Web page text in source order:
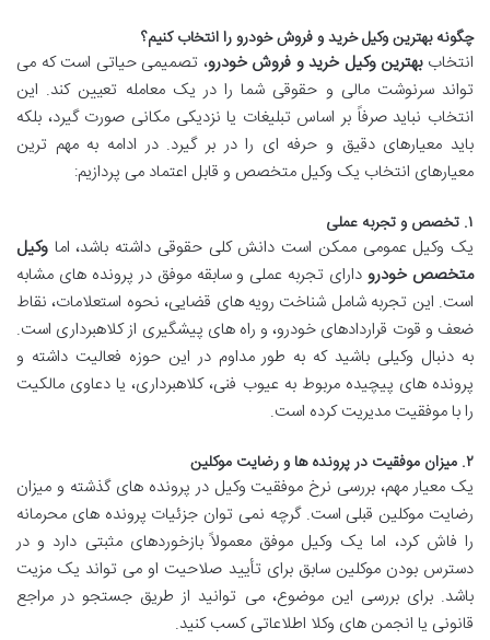
چگونه بهترین وکیل خرید و فروش خودرو را انتخاب کنیم؟
انتخاببهترین وکیل خرید و فروش خودرو، تصمیمی حیاتی است که می
تواند سرنوشت مالی و حقوقی شما را در یک معامله تعیین کند. این
انتخاب نباید صرفاً بر اساس تبلیغات یا نزدیکی مکانی صورت گیرد، بلکه
باید معیارهای دقیق و حرفه ای را در بر گیرد. در ادامه به مهم ترین
معیارهای انتخاب یک وکیل متخصص و قابل اعتماد می پردازیم:
۱. تخصص و تجربه عملی
یک وکیل عمومی ممکن است دانش کلی حقوقی داشته باشد، اما وکیل
متخصص خودرودارای تجربه عملی و سابقه موفق در پرونده های مشابه
است. این تجربه شامل شناخت رویه های قضایی، نحوه استعلامات، نقاط
ضعف و قوت قراردادهای خودرو، و راه های پیشگیری از کلاهبرداری است.
به دنبال وکیلی باشید که به طور مداوم در این حوزه فعالیت داشته و
پرونده های پیچیده مربوط به عیوب فنی، کلاهبرداری، یا دعاوی مالکیت
را با موفقیت مدیریت کرده است.
۲. میزان موفقیت در پرونده ها و رضایت موکلین
یک معیار مهم، بررسی نرخ موفقیت وکیل در پرونده های گذشته و میزان
رضایت موکلین قبلی است. گرچه نمی توان جزئیات پرونده های محرمانه
را فاش کرد، اما یک وکیل موفق معمولاً بازخوردهای مثبتی دارد و در
دسترس بودن موکلین سابق برای تأیید صلاحیت او می تواند یک مزیت
باشد. برای بررسی این موضوع، می توانید از طریق جستجو در مراجع
قانونی یا انجمن های وکلا اطلاعاتی کسب کنید.